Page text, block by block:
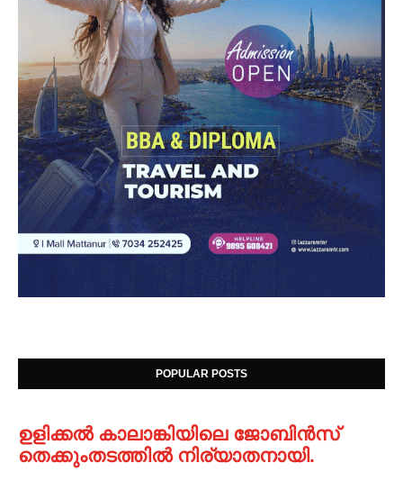
POPULAR POSTS
ഉളിക്കൽ കാലാങ്കിയിലെ ജോബിൻസ്
തെക്കുംതടത്തിൽ നിര്യാതനായി.